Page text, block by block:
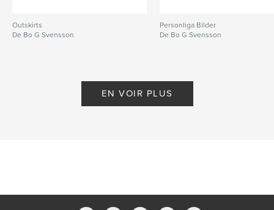
Outskirts
De Bo G Svensson
Personliga Bilder
De Bo G Svensson
EN VOIR PLUS